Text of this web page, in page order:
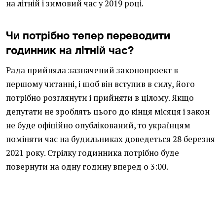
на літній і зимовий час у 2019 році.
Чи потрібно тепер переводити
годинник на літній час?
Рада прийняла зазначений законопроект в
першому читанні, і щоб він вступив в силу, його
потрібно розглянути і прийняти в цілому. Якщо
депутати не зроблять цього до кінця місяця і закон
не буде офіційно опублікований, то українцям
поміняти час на будильниках доведеться 28 березня
2021 року. Стрілку годинника потрібно буде
повернути на одну годину вперед о 3:00.